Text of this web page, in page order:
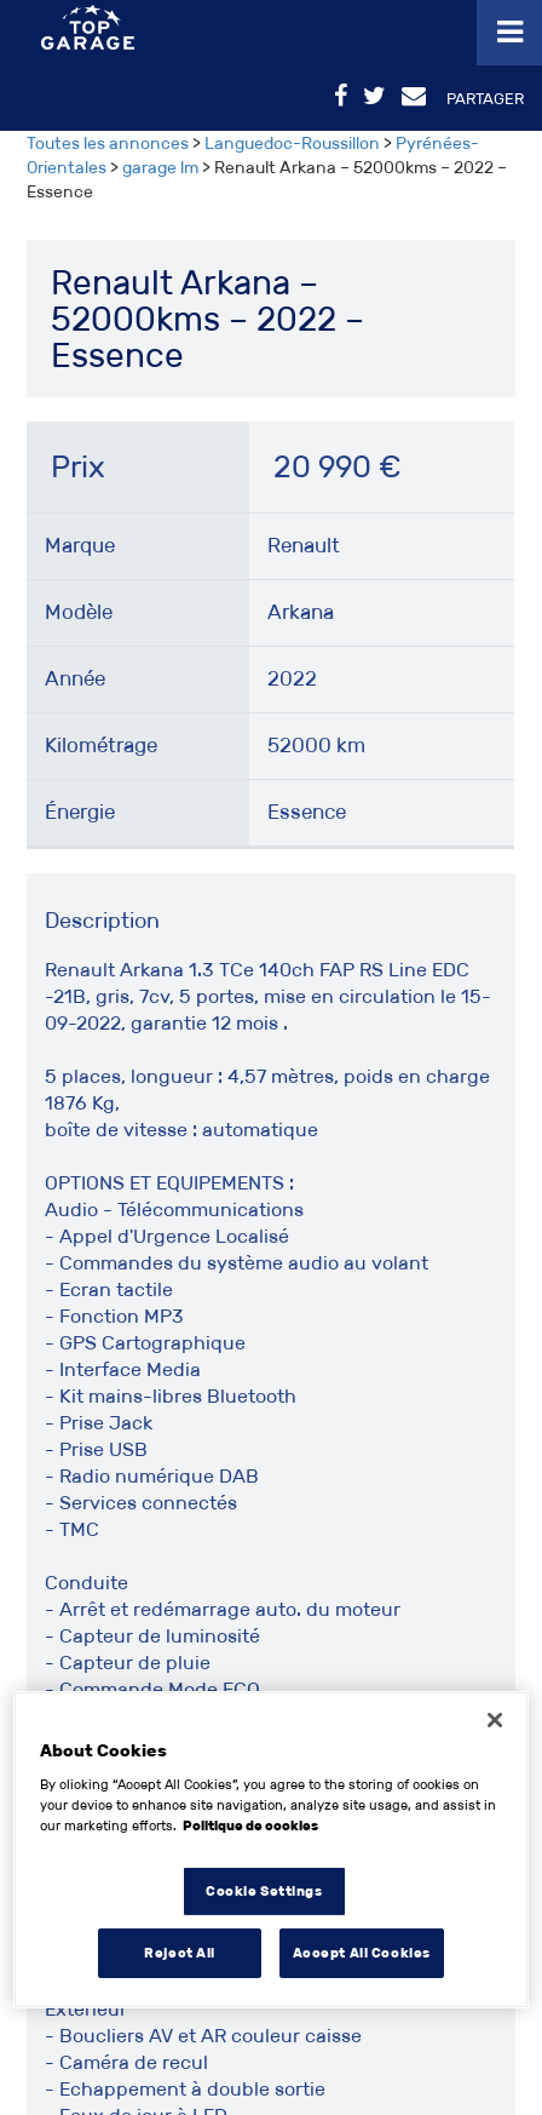
PARTAGER
Toutes les annonces > Languedoc-Roussillon > Pyrénées-
Orientales >garage lm > Renault Arkana – 52000kms – 2022 –
Essence
Renault Arkana –
52000kms – 2022 –
Essence
Prix 20 990 €
Marque Renault
Modèle Arkana
Année 2022
Kilométrage 52000 km
Énergie Essence
Description
Renault Arkana 1.3 TCe 140ch FAP RS Line EDC
-21B, gris, 7cv, 5 portes, mise en circulation le 15-
09-2022, garantie 12 mois .
5 places, longueur : 4,57 mètres, poids en charge
1876 Kg,
boîte de vitesse : automatique
OPTIONS ET EQUIPEMENTS :
Audio - Télécommunications
- Appel d'Urgence Localisé
- Commandes du système audio au volant
- Ecran tactile
- Fonction MP3
- GPS Cartographique
- Interface Media
- Kit mains-libres Bluetooth
- Prise Jack
- Prise USB
- Radio numérique DAB
- Services connectés
- TMC
Conduite
- Arrêt et redémarrage auto. du moteur
- Capteur de luminosité
- Capteur de pluie
- Commande Mode ECO
- Démarrage sans clé
- Guidage pour manoeuvre de stationnement
- Indicateur de limitation de vitesse
- Régulateur de vitesse adaptatif
- Système d'accès sans clé
- Système de maintien du véhicule en côte
- Système de récupération énergie freinage
Extérieur
- Boucliers AV et AR couleur caisse
- Caméra de recul
- Echappement à double sortie
About Cookies
By clicking “Accept All Cookies”, you agree to the storing of cookies on
your device to enhance site navigation, analyze site usage, and assist in
our marketing efforts. Politique de cookies
Cookie Settings
Reject All Accept All Cookies